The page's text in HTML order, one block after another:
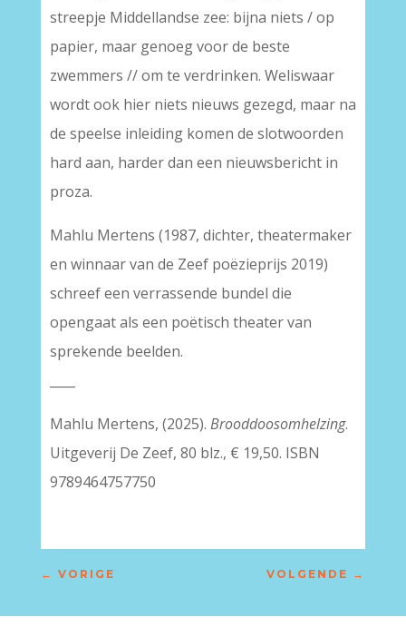
streepje Middellandse zee: bijna niets / op
papier, maar genoeg voor de beste
zwemmers // om te verdrinken. Weliswaar
wordt ook hier niets nieuws gezegd, maar na
de speelse inleiding komen de slotwoorden
hard aan, harder dan een nieuwsbericht in
proza.
Mahlu Mertens (1987, dichter, theatermaker
en winnaar van de Zeef poëzieprijs 2019)
schreef een verrassende bundel die
opengaat als een poëtisch theater van
sprekende beelden.
Mahlu Mertens, (2025). Brooddoosomhelzing.
Uitgeverij De Zeef, 80 blz., € 19,50. ISBN
9789464757750
← VORIGE VOLGENDE →